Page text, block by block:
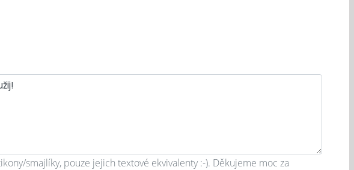
smajlíky, pouze jejich textové ekvivalenty :-). Děkujeme moc za